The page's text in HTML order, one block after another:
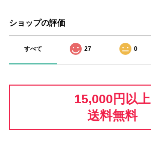
ショップの評価
すべて 27 0
15,000円以上
送料無料